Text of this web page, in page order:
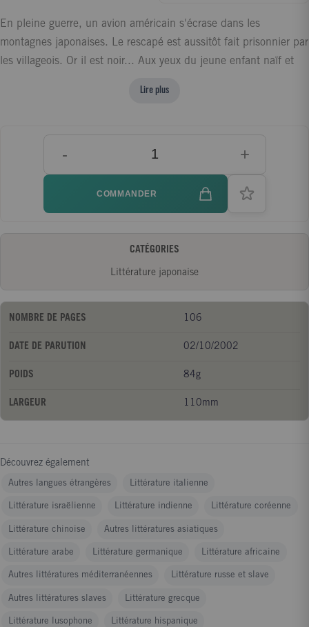
En pleine guerre, un avion américain s'écrase dans les
montagnes japonaises. Le rescapé est aussitôt fait prisonnier par
les villageois. Or il est noir... Aux yeux du jeune enfant naïf et
langue n'en font pas un étranger on un ennemi, mais une
Lire plus
- +
COMMANDER
CATÉGORIES
Littérature japonaise
NOMBRE DE PAGES 106
DATE DE PARUTION 02/10/2002
POIDS 84g
LARGEUR 110mm
Découvrez également
Autres langues étrangères Littérature italienne
Littérature israëlienne Littérature indienne Littérature coréenne
Littérature chinoise Autres littératures asiatiques
Littérature arabe Littérature germanique Littérature africaine
Autres littératures méditerranéennes Littérature russe et slave
Autres littératures slaves Littérature grecque
Littérature lusophone Littérature hispanique